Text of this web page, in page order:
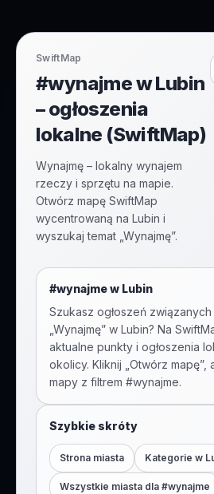
SwiftMap
#wynajme w Lubin
– ogłoszenia
lokalne (SwiftMap)
Wynajmę – lokalny wynajem
rzeczy i sprzętu na mapie.
Otwórz mapę SwiftMap
wycentrowaną na Lubin i
wyszukaj temat „Wynajmę”.
#wynajmew Lubin
Szukasz ogłoszeń związanych
Wynajmę” w Lubin? Na
aktualne punkty i ogłoszenia
okolicy. Kliknij „Otwórz
mapy z filtrem #wynajme.
Szybkie skróty
Strona miasta Kategorie w
Wszystkie miasta dla #wynajme